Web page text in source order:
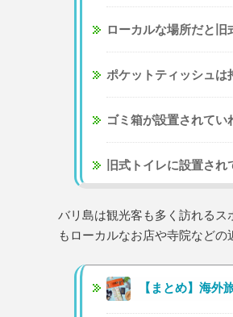
ローカルな場所だと
ポケットティッシュは
ゴミ箱が設置されて
旧式トイレに設置さ
バリ島は観光客も多く訪れるス
もローカルなお店や寺院など
【まとめ】海外